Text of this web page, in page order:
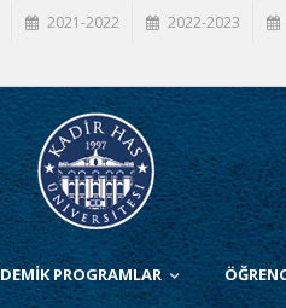
2021-2022 2022-2023
PROGRAMLAR